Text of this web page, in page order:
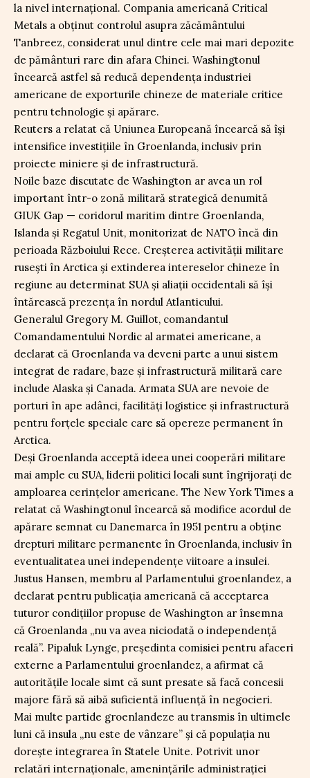
la nivel internațional. Compania americană Critical
Metals a obținut controlul asupra zăcământului
Tanbreez, considerat unul dintre cele mai mari depozite
de pământuri rare din afara Chinei. Washingtonul
încearcă astfel să reducă dependența industriei
americane de exporturile chineze de materiale critice
pentru tehnologie și apărare.
Reuters a relatat că Uniunea Europeană încearcă să își
intensifice investițiile în Groenlanda, inclusiv prin
proiecte miniere și de infrastructură.
Noile baze discutate de Washington ar avea un rol
important într-o zonă militară strategică denumită
GIUK Gap — coridorul maritim dintre Groenlanda,
Islanda și Regatul Unit, monitorizat de NATO încă din
perioada Războiului Rece. Creșterea activității militare
rusești în Arctica și extinderea intereselor chineze în
regiune au determinat SUA și aliații occidentali să își
întărească prezența în nordul Atlanticului.
Generalul Gregory M. Guillot, comandantul
Comandamentului Nordic al armatei americane, a
declarat că Groenlanda va deveni parte a unui sistem
integrat de radare, baze și infrastructură militară care
include Alaska și Canada. Armata SUA are nevoie de
porturi în ape adânci, facilități logistice și infrastructură
pentru forțele speciale care să opereze permanent în
Arctica.
Deși Groenlanda acceptă ideea unei cooperări militare
mai ample cu SUA, liderii politici locali sunt îngrijorați de
amploarea cerințelor americane. The New York Times a
relatat că Washingtonul încearcă să modifice acordul de
apărare semnat cu Danemarca în 1951 pentru a obține
drepturi militare permanente în Groenlanda, inclusiv în
eventualitatea unei independențe viitoare a insulei.
Justus Hansen, membru al Parlamentului groenlandez, a
declarat pentru publicația americană că acceptarea
tuturor condițiilor propuse de Washington ar însemna
că Groenlanda „nu va avea niciodată o independență
reală”. Pipaluk Lynge, președinta comisiei pentru afaceri
externe a Parlamentului groenlandez, a afirmat că
autoritățile locale simt că sunt presate să facă concesii
majore fără să aibă suficientă influență în negocieri.
Mai multe partide groenlandeze au transmis în ultimele
luni că insula „nu este de vânzare” și că populația nu
dorește integrarea în Statele Unite. Potrivit unor
relatări internaționale, amenințările administrației